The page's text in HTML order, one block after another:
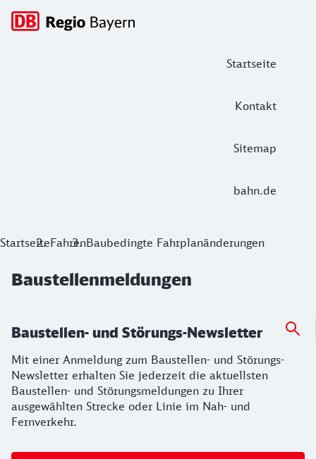
Startseite
Kontakt
Sitemap
bahn.de
Hauptnavigation
Baustellenmeldungen
StartseiteFahrenBaubedingte Fahrplanänderungen
Baustellenmeldungen
Baustellen- und Störungs-Newsletter
Mit einer Anmeldung zum Baustellen- und Störungs-
Newsletter erhalten Sie jederzeit die aktuellsten
Baustellen- und Störungsmeldungen zu Ihrer
ausgewählten Strecke oder Linie im Nah- und
Fernverkehr.